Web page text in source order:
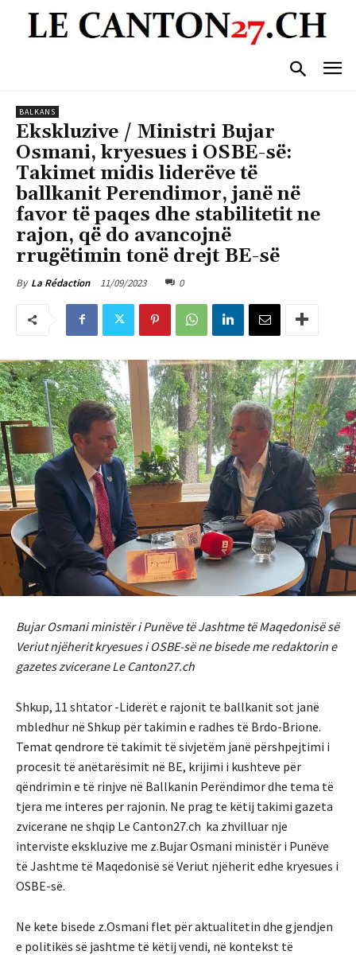
BALKANS
Ekskluzive / Ministri Bujar
Osmani, kryesues i OSBE-së:
Takimet midis liderëve të
ballkanit Perendimor, janë në
favor të paqes dhe stabilitetit ne
rajon, që do avancojnë
rrugëtimin tonë drejt BE-së
By La Rédaction 11/09/2023 0
Bujar Osmani ministër i Punëve të Jashtme të Maqedonisë së
Veriut njëherit kryesues i OSBE-së ne bisede me redaktorin e
gazetes zvicerane Le Canton27.ch
Shkup, 11 shtator -Liderët e rajonit te ballkanit sot janë
mbledhur në Shkup për takimin e radhes të Brdo-Brione.
Temat qendrore të takimit të sivjetëm janë përshpejtimi i
procesit të anëtarësimit në BE, krijimi i kushteve për
qëndrimin e të rinjve në Ballkanin Perëndimor dhe tema të
tjera me interes per rajonin. Ne prag te këtij takimi gazeta
zvicerane ne shqip Le Canton27.ch ka zhvilluar nje
interviste ekskluzive me z.Bujar Osmani ministër i Punëve
të Jashtme të Maqedonisë së Veriut njëherit edhe kryesues i
OSBE-së.
Ne kete bisede z.Osmani flet për aktualitetin dhe gjendjen
e politikës së jashtme të këtij vendi, në kontekst të